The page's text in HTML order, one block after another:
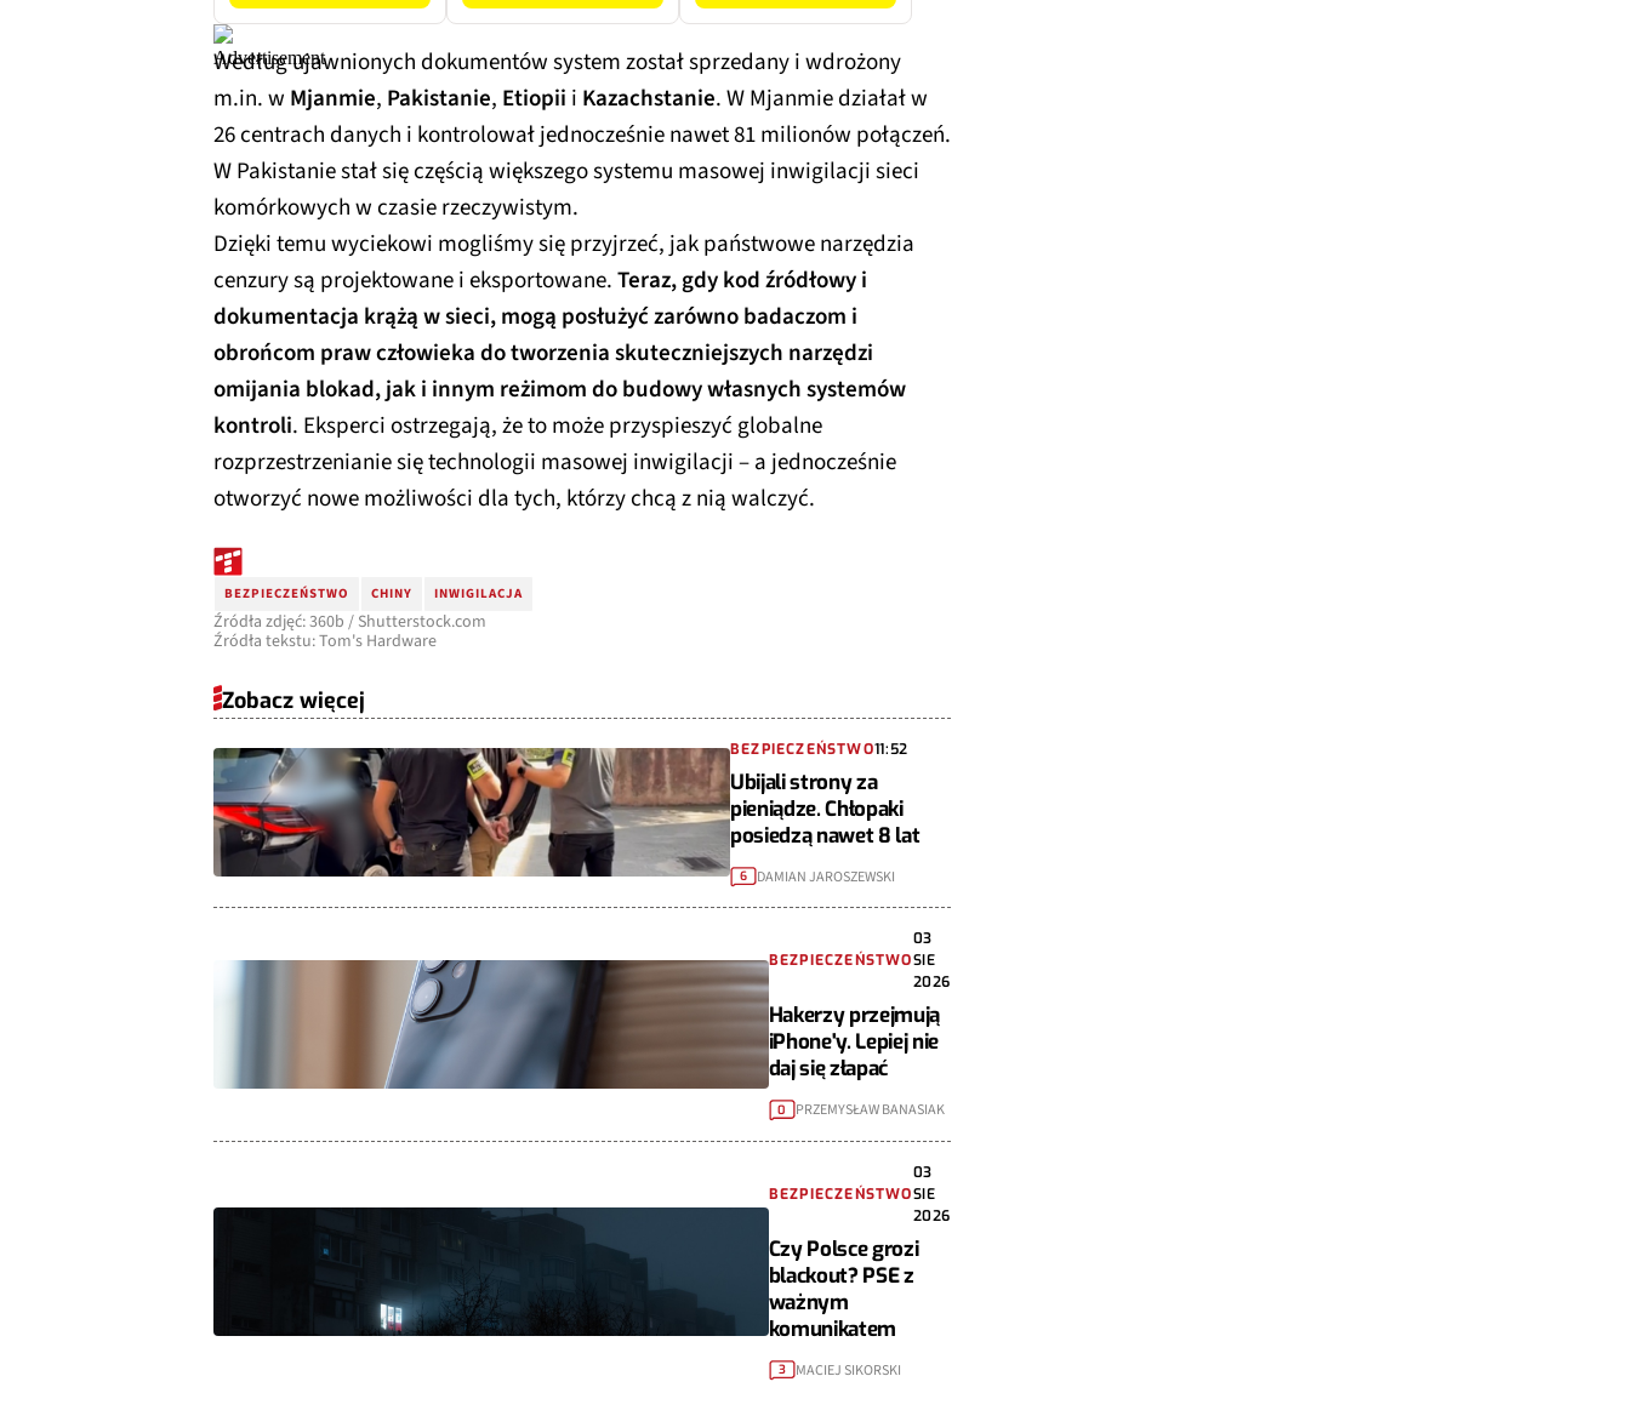
Według ujawnionych dokumentów system został sprzedany i wdrożony
m.in. w Mjanmie, Pakistanie, Etiopii i Kazachstanie. W Mjanmie działał w
26 centrach danych i kontrolował jednocześnie nawet 81 milionów połączeń.
W Pakistanie stał się częścią większego systemu masowej inwigilacji sieci
komórkowych w czasie rzeczywistym.
Dzięki temu wyciekowi mogliśmy się przyjrzeć, jak państwowe narzędzia
cenzury są projektowane i eksportowane.Teraz, gdy kod źródłowy i
dokumentacja krążą w sieci, mogą posłużyć zarówno badaczom i
obrońcom praw człowieka do tworzenia skuteczniejszych narzędzi
omijania blokad, jak i innym reżimom do budowy własnych systemów
kontroli. Eksperci ostrzegają, że to może przyspieszyć globalne
rozprzestrzenianie się technologii masowej inwigilacji – a jednocześnie
otworzyć nowe możliwości dla tych, którzy chcą z nią walczyć.
BEZPIECZEŃSTWO CHINY INWIGILACJA
Źródła zdjęć: 360b / Shutterstock.com
Źródła tekstu: Tom's Hardware
Zobacz więcej
BEZPIECZEŃSTWO11:52
Ubijali strony za
pieniądze. Chłopaki
posiedzą nawet 8 lat
6 DAMIAN JAROSZEWSKI
BEZPIECZEŃSTWO
03
SIE
2026
Hakerzy przejmują
iPhone'y. Lepiej nie
daj się złapać
0 PRZEMYSŁAW BANASIAK
BEZPIECZEŃSTWO
03
SIE
2026
Czy Polsce grozi
blackout? PSE z
ważnym
komunikatem
3 MACIEJ SIKORSKI